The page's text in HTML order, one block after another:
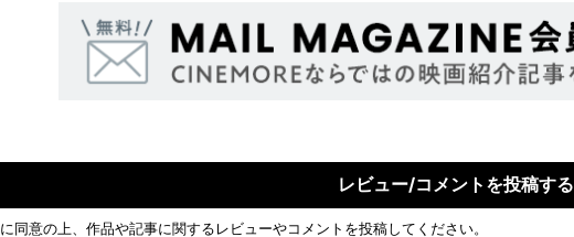
レビュー/コメントを投稿する
に同意の上、作品や記事に関するレビューやコメントを投稿してください。